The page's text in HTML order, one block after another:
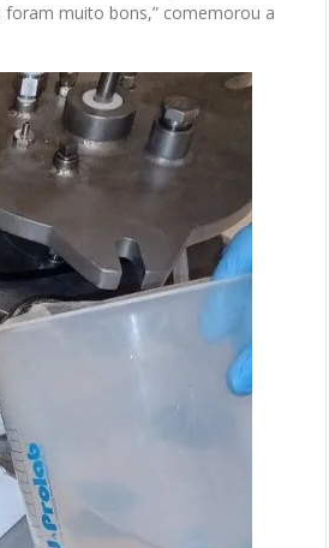
muito bons,” comemorou a